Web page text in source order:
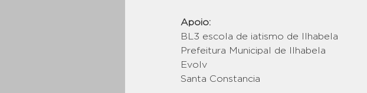
Apoio:
BL3 escola de iatismo de Ilhabela
Prefeitura Municipal de Ilhabela
Evolv
Santa Constancia